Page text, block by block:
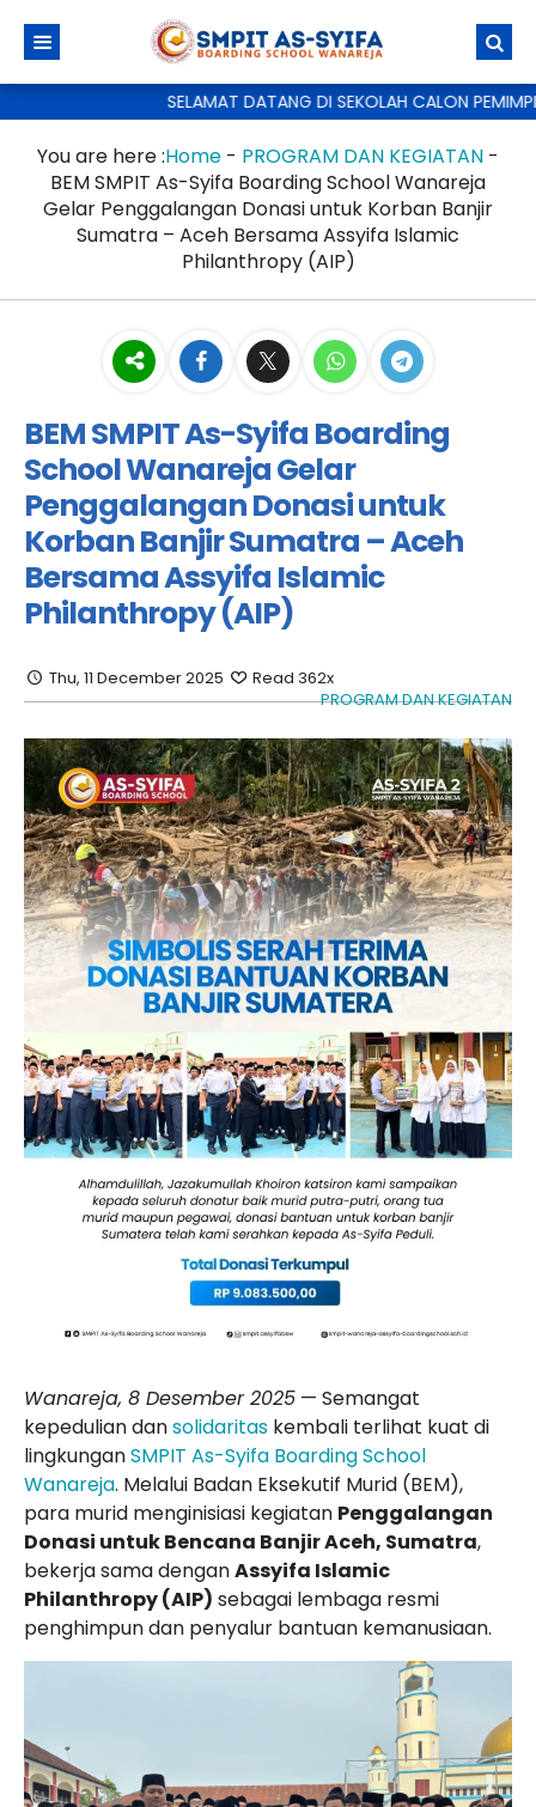
SELAMAT DATANG DI SEKOLAH CALON PEMIMPIN
You are here :Home - PROGRAM DAN KEGIATAN -
BEM SMPIT As-Syifa Boarding School Wanareja
Gelar Penggalangan Donasi untuk Korban Banjir
Sumatra – Aceh Bersama Assyifa Islamic
Philanthropy (AIP)
BEM SMPIT As-Syifa Boarding
School Wanareja Gelar
Penggalangan Donasi untuk
Korban Banjir Sumatra – Aceh
Bersama Assyifa Islamic
Philanthropy (AIP)
Thu, 11 December 2025
Read 362x
PROGRAM DAN KEGIATAN
Wanareja, 8 Desember 2025 — Semangat
kepedulian dansolidaritas kembali terlihat kuat di
lingkunganSMPIT As-Syifa Boarding School
Wanareja. Melalui Badan Eksekutif Murid (BEM),
para murid menginisiasi kegiatan Penggalangan
Donasi untuk Bencana Banjir Aceh, Sumatra,
bekerja sama denganAssyifa Islamic
Philanthropy (AIP) sebagai lembaga resmi
penghimpun dan penyalur bantuan kemanusiaan.